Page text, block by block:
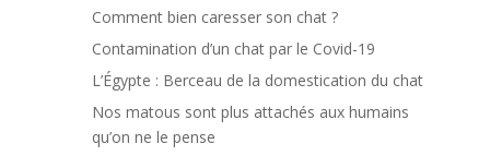
Comment bien caresser son chat ?
Contamination d’un chat par le Covid-19
L’Égypte : Berceau de la domestication du chat
Nos matous sont plus attachés aux humains
qu’on ne le pense